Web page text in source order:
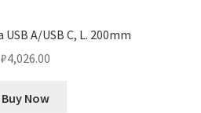
USB A/USB C, L. 200mm
₽4,026.00
Buy Now